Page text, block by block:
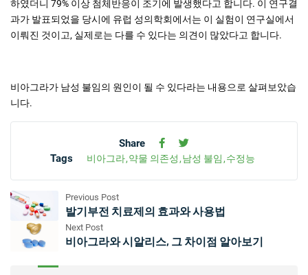
하였더니 79% 이상 첨체반응이 조기에 발생했다고 합니다. 이 연구결
과가 발표되었을 당시에 유럽 성의학회에서는 이 실험이 연구실에서
이뤄진 것이고, 실제로는 다를 수 있다는 의견이 많았다고 합니다.
비아그라가 남성 불임의 원인이 될 수 있다라는 내용으로 살펴보았습
니다.
Share
Tags
비아그라 약물 의존성 남성 불임 수정능
Previous Post
발기부전 치료제의 효과와 사용법
Next Post
비아그라와 시알리스, 그 차이점 알아보기